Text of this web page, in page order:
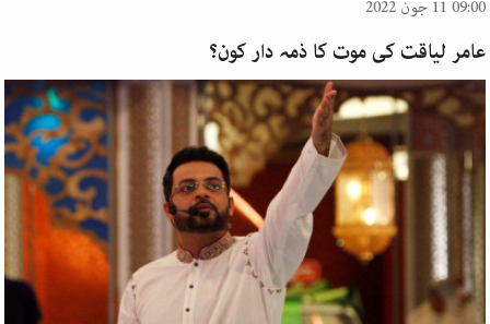
09:00 11 جون 2022
عامر لیاقت کی موت کا ذمہ دار کون؟